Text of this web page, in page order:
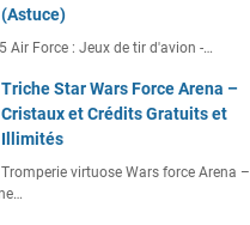
(Astuce)
Air Force : Jeux de tir d'avion -…
Triche Star Wars Force Arena –
Cristaux et Crédits Gratuits et
Illimités
Tromperie virtuose Wars force Arena –